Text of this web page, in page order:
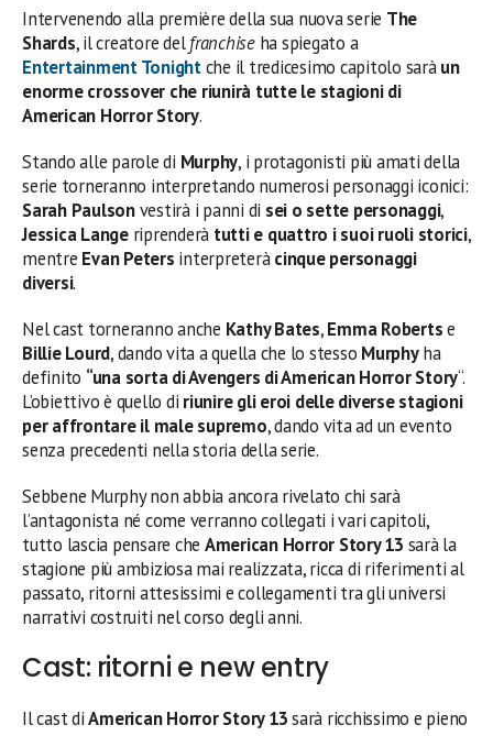
Intervenendo alla première della sua nuova serie The
Shards, il creatore delfranchiseha spiegato a
Entertainment Tonightche il tredicesimo capitolo saràun
enorme crossover che riunirà tutte le stagioni di
American Horror Story.
Stando alle parole di Murphy, i protagonisti più amati della
serie torneranno interpretando numerosi personaggi iconici:
Sarah Paulsonvestirà i panni di sei o sette personaggi,
Jessica Langeriprenderà tutti e quattro i suoi ruoli storici,
mentre Evan Peters interpreteràcinque personaggi
diversi.
Nel cast torneranno anche Kathy Bates,Emma Robertse
Billie Lourd, dando vita a quella che lo stesso Murphyha
definito “una sorta di Avengers di American Horror Story“.
L’obiettivo è quello di riunire gli eroi delle diverse stagioni
per affrontare il male supremo, dando vita ad un evento
senza precedenti nella storia della serie.
Sebbene Murphy non abbia ancora rivelato chi sarà
l’antagonista né come verranno collegati i vari capitoli,
tutto lascia pensare che American Horror Story 13 sarà la
stagione più ambiziosa mai realizzata, ricca di riferimenti al
passato, ritorni attesissimi e collegamenti tra gli universi
narrativi costruiti nel corso degli anni.
Cast: ritorni e new entry
Il cast diAmerican Horror Story 13sarà ricchissimo e pieno